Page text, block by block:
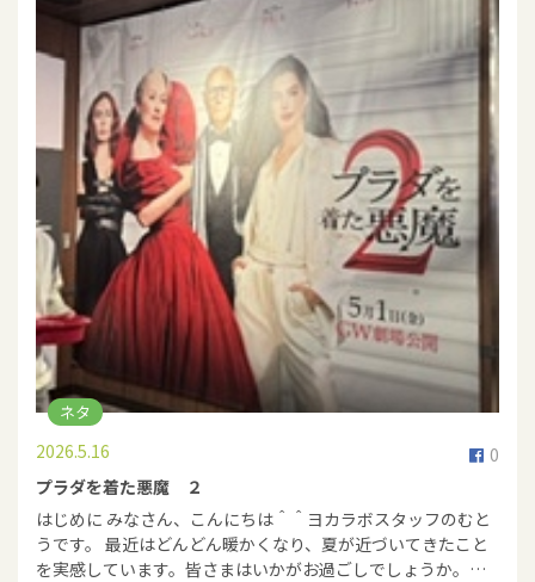
ネタ
0
2026.5.16
プラダを着た悪魔 ２
はじめに みなさん、こんにちは＾＾ヨカラボスタッフのむと
うです。 最近はどんどん暖かくなり、夏が近づいてきたこと
を実感しています。皆さまはいかがお過ごしでしょうか。…